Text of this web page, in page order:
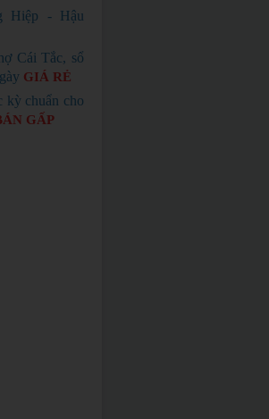
Hiệp - Hậu
Cái Tắc, sổ
GIÁ RẺ
kỳ chuẩn cho
GẤP